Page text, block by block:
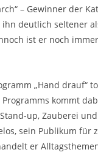
– Gewinner der
ihn deutlich seltener
ist er noch
„Hand drauf“
Programms kommt
up, Zauberei
sein Publikum
er